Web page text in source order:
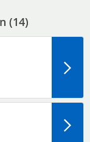
(14)